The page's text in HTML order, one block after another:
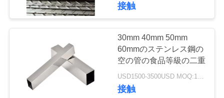
接触
30mm 40mm 50mm
60mmのステンレス鋼の
空の管の食品等級の二重
USD1500-3500USD MOQ:1トン
接触